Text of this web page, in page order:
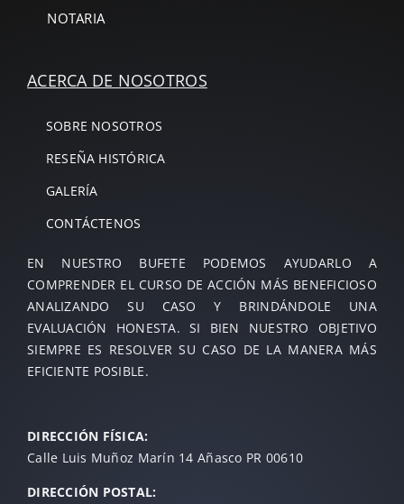
NOTARIA
ACERCA DE NOSOTROS
SOBRE NOSOTROS
RESEÑA HISTÓRICA
GALERÍA
CONTÁCTENOS
EN NUESTRO BUFETE PODEMOS AYUDARLO A
COMPRENDER EL CURSO DE ACCIÓN MÁS BENEFICIOSO
ANALIZANDO SU CASO Y BRINDÁNDOLE UNA
EVALUACIÓN HONESTA. SI BIEN NUESTRO OBJETIVO
SIEMPRE ES RESOLVER SU CASO DE LA MANERA MÁS
EFICIENTE POSIBLE.
DIRECCIÓN FÍSICA:
Calle Luis Muñoz Marín 14 Añasco PR 00610
DIRECCIÓN POSTAL: